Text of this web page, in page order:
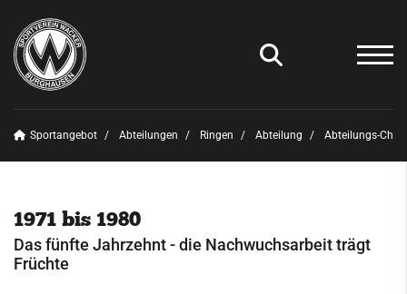
Sportangebot Abteilungen Ringen Abteilung Abteilungs-
1971 bis 1980
Das fünfte Jahrzehnt - die Nachwuchsarbeit trägt
Früchte
Sportangebot
Deinen Sport finden